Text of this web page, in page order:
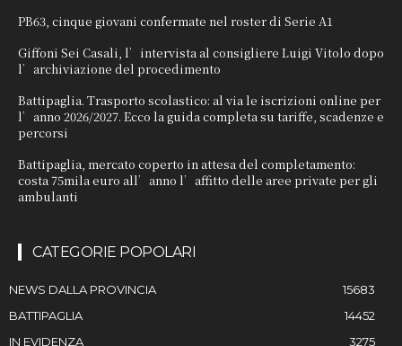
PB63, cinque giovani confermate nel roster di Serie A1
Giffoni Sei Casali, l’intervista al consigliere Luigi Vitolo dopo
l’archiviazione del procedimento
Battipaglia. Trasporto scolastico: al via le iscrizioni online per
l’anno 2026/2027. Ecco la guida completa su tariffe, scadenze e
percorsi
Battipaglia, mercato coperto in attesa del completamento:
costa 75mila euro all’anno l’affitto delle aree private per gli
ambulanti
CATEGORIE POPOLARI
NEWS DALLA PROVINCIA
15683
BATTIPAGLIA
14452
IN EVIDENZA
3275